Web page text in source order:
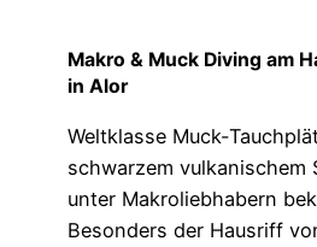
Makro & Muck Diving am
in Alor
Weltklasse Muck-
schwarzem vulkanischem
unter Makroliebhabern
Besonders der Hausriff